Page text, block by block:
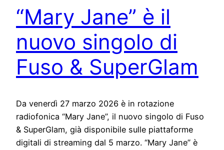
“Mary Jane” è il
nuovo singolo di
Fuso & SuperGlam
Da venerdì 27 marzo 2026 è in rotazione
radiofonica “Mary Jane”, il nuovo singolo di Fuso
& SuperGlam, già disponibile sulle piattaforme
digitali di streaming dal 5 marzo. “Mary Jane” è